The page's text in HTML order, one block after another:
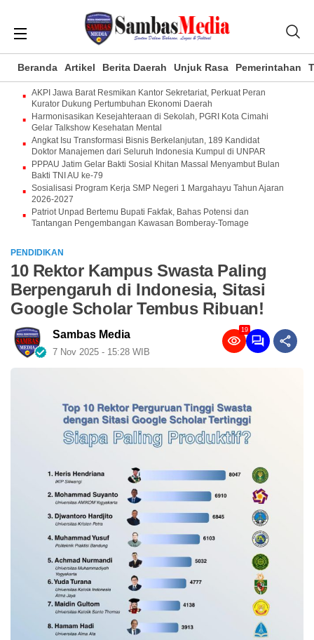
Beranda Artikel Berita Daerah Unjuk Rasa Pemerintahan
AKPI Jawa Barat Resmikan Kantor Sekretariat, Perkuat Peran
Kurator Dukung Pertumbuhan Ekonomi Daerah
Harmonisasikan Kesejahteraan di Sekolah, PGRI Kota Cimahi
Gelar Talkshow Kesehatan Mental
Angkat Isu Transformasi Bisnis Berkelanjutan, 189 Kandidat
Doktor Manajemen dari Seluruh Indonesia Kumpul di UNPAR
PPPAU Jatim Gelar Bakti Sosial Khitan Massal Menyambut Bulan
Bakti TNI AU ke-79
Sosialisasi Program Kerja SMP Negeri 1 Margahayu Tahun Ajaran
2026-2027
Patriot Unpad Bertemu Bupati Fakfak, Bahas Potensi dan
Tantangan Pengembangan Kawasan Bomberay-Tomage
PENDIDIKAN
10 Rektor Kampus Swasta Paling
Berpengaruh di Indonesia, Sitasi
Google Scholar Tembus Ribuan!
Sambas Media
7 Nov 2025 - 15:28 WIB
19